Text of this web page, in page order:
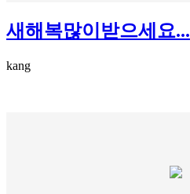
새해복많이받으세요...
kang